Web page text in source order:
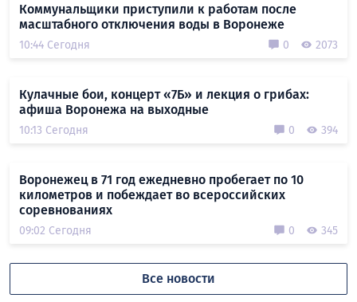
Коммунальщики приступили к работам после
масштабного отключения воды в Воронеже
10:44 Сегодня 0 2073
Кулачные бои, концерт «7Б» и лекция о грибах:
афиша Воронежа на выходные
10:13 Сегодня 0 394
Воронежец в 71 год ежедневно пробегает по 10
километров и побеждает во всероссийских
соревнованиях
09:02 Сегодня 0 345
Все новости